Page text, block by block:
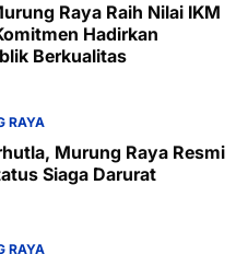
Raya Raih Nilai IKM
Hadirkan
Berkualitas
RAYA
Murung Raya Resmi
Siaga Darurat
RAYA